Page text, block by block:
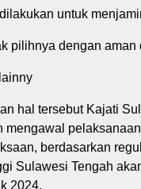
untuk
pilihnya dengan aman
hal tersebut Kajati
mengawal
berdasarkan
Sulawesi Tengah
2024.